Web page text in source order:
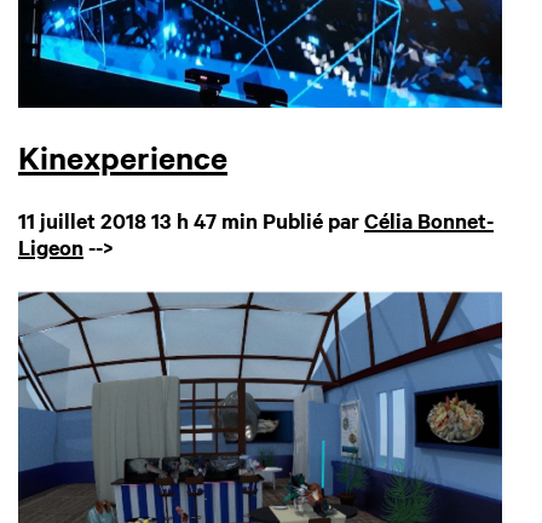
Kinexperience
11 juillet 2018 13 h 47 min Publié parCélia Bonnet-
Ligeon-->